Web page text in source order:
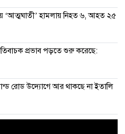
‘আত্মঘাতী’ হামলায় নিহত ৬, আহত ২৫
প্রভাব পড়তে শুরু করেছে:
রোড উদ্যোগে আর থাকছে না ইতালি